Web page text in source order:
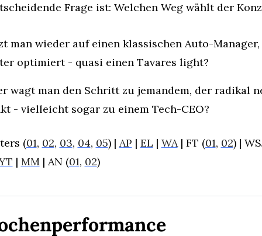
Frage ist: Welchen Weg wählt der
man wieder auf einen klassischen Auto-
optimiert - quasi einen Tavares light?
wagt man den Schritt zu jemandem, der radikal
- vielleicht sogar zu einem Tech-CEO?
(01, 02, 03, 04, 05) | AP | EL | WA | FT (01, 02) |
| MM | AN (01, 02)